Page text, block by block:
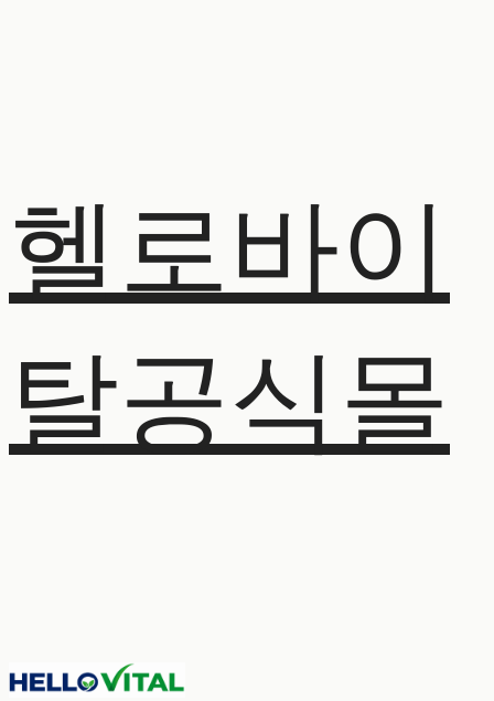
헬로바이
탈공식몰